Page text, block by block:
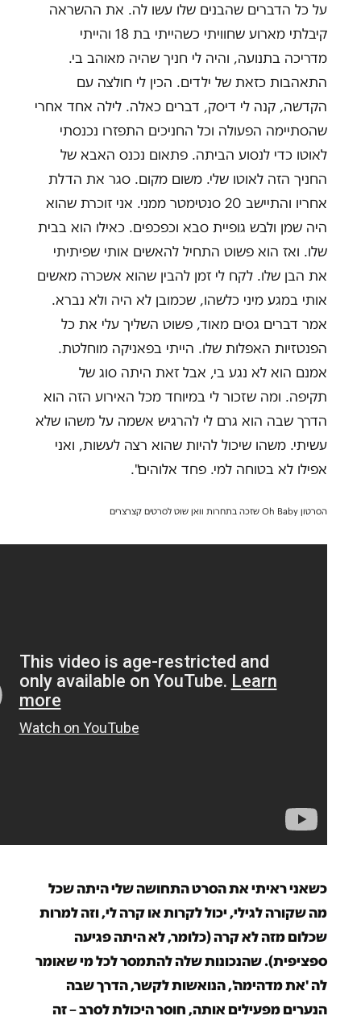
על כל הדברים שהבנים שלו עשו לה. את ההשראה
קיבלתי מארוע שחוויתי כשהייתי בת 18 והייתי
מדריכה בתנועה, והיה לי חניך שהיה מאוהב בי.
התאהבות כזאת של ילדים. הכין לי חולצה עם
הקדשה, קנה לי דיסק, דברים כאלה. לילה אחד אחרי
שהסתיימה הפעולה וכל החניכים התפזרו נכנסתי
לאוטו כדי לנסוע הביתה. פתאום נכנס האבא של
החניך הזה לאוטו שלי. משום מקום. סגר את הדלת
אחריו והתיישב 20 סנטימטר ממני. אני זוכרת שהוא
היה שמן ולבש גופיית סבא וכפכפים. כאילו הוא בבית
שלו. ואז הוא פשוט התחיל להאשים אותי שפיתיתי
את הבן שלו. לקח לי זמן להבין שהוא אשכרה מאשים
אותי במגע מיני כלשהו, שכמובן לא היה ולא נברא.
אמר דברים גסים מאוד, פשוט השליך עלי את כל
הפנטזיות האפלות שלו. הייתי בפאניקה מוחלטת.
אמנם הוא לא נגע בי, אבל זאת היתה סוג של
תקיפה. ומה שזכור לי במיוחד מכל האירוע הזה הוא
הדרך שבה הוא גרם לי להרגיש אשמה על משהו שלא
עשיתי. משהו שיכול להיות שהוא רצה לעשות, ואני
אפילו לא בטוחה למי. פחד אלוהים".
הסרטון Oh Baby שזכה בתחרות וואן שוט לסרטים קצרצרים
כשאני ראיתי את הסרט התחושה שלי היתה שכל
מה שקורה לגילי, יכול לקרות או קרה לי, וזה למרות
שכלום מזה לא קרה (כלומר, לא היתה פגיעה
ספציפית). שהנכונות שלה להתמסר לכל מי שאומר
לה 'את מדהימה', הנואשות לקשר, הדרך שבה
הנערים מפעילים אותה, חוסר היכולת לסרב – זה